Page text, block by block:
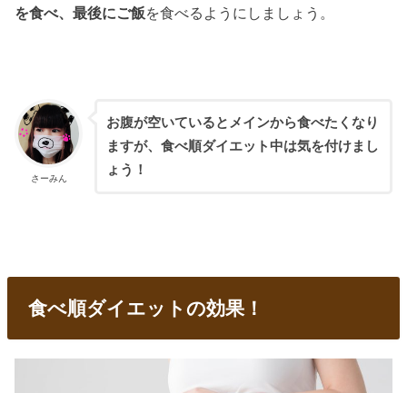
を食べ、最後にご飯を食べるようにしましょう。
さーみん
お腹が空いているとメインから食べたくなり
ますが、食べ順ダイエット中は気を付けまし
ょう！
食べ順ダイエットの効果！